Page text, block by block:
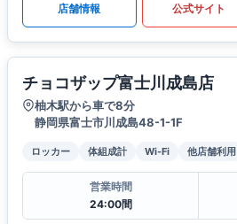
店舗情報 公式サイト
チョコザップ富士川成島店
柚木駅から車で8分
静岡県富士市川成島48-1-1F
ロッカー 体組成計 Wi-Fi 他店舗利用
営業時間
24:00間